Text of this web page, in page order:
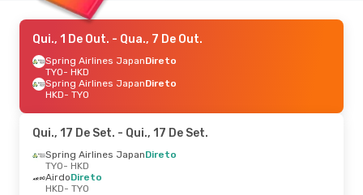
Qui., 1 De Out. - Qua., 7 De Out.
Spring Airlines JapanDireto
TYO- HKD
Spring Airlines JapanDireto
HKD- TYO
Qui., 17 De Set. - Qui., 17 De Set.
Spring Airlines JapanDireto
TYO- HKD
AirdoDireto
HKD- TYO